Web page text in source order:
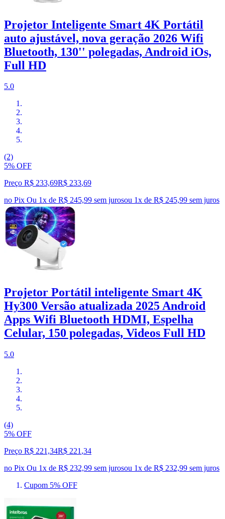
Projetor Inteligente Smart 4K Portátil
auto ajustável, nova geração 2026 Wifi
Bluetooth, 130'' polegadas, Android iOs,
Full HD
5.0
(2)
5% OFF
Preço R$ 233,69R$ 233,69
no Pix Ou 1x de R$ 245,99 sem jurosou 1x de R$ 245,99 sem juros
Projetor Portátil inteligente Smart 4K
Hy300 Versão atualizada 2025 Android
Apps Wifi Bluetooth HDMI, Espelha
Celular, 150 polegadas, Videos Full HD
5.0
(4)
5% OFF
Preço R$ 221,34R$ 221 ,34
no Pix Ou 1x de R$ 232,99 sem jurosou 1x de R$ 232,99 sem juros
Cupom 5% OFF